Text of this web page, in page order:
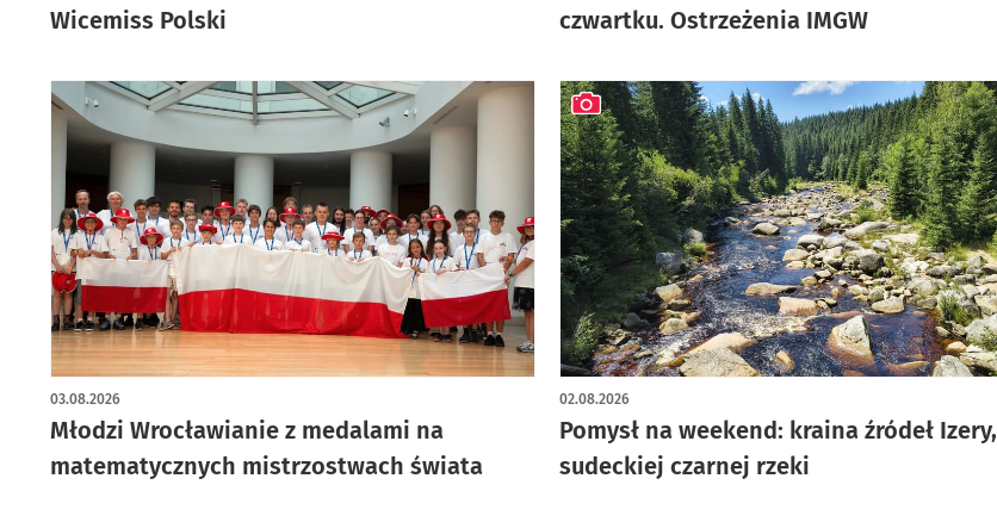
Wicemiss Polski
czwartku. Ostrzeżenia IMGW
Młodzi Wrocławianie z medalami na
matematycznych mistrzostwach świata
03.08.2026
Pomysł na weekend: kraina źródeł Izery,
sudeckiej czarnej rzeki
02.08.2026
artykuł z galerią zdjęć